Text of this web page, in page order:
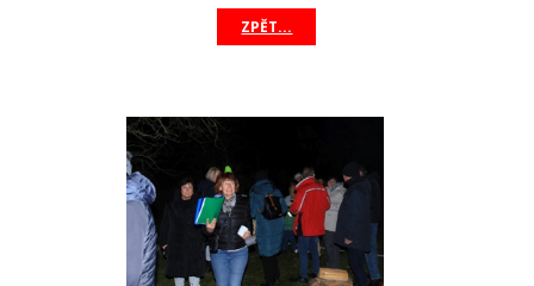
ZPĚT...